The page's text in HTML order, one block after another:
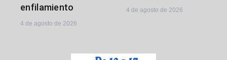
enfilamiento
4 de agosto de 2026
4 de agosto de 2026